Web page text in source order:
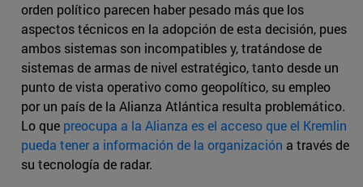
orden político parecen haber pesado más que los
aspectos técnicos en la adopción de esta decisión, pues
ambos sistemas son incompatibles y, tratándose de
sistemas de armas de nivel estratégico, tanto desde un
punto de vista operativo como geopolítico, su empleo
por un país de la Alianza Atlántica resulta problemático.
Lo que preocupa a la Alianza es el acceso que el Kremlin
pueda tener a información de la organización a través de
su tecnología de radar.